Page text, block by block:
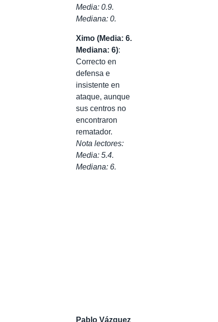
Media: 0.9.
Mediana: 0.
Ximo (Media: 6.
Mediana: 6):
Correcto en
defensa e
insistente en
ataque, aunque
sus centros no
encontraron
rematador.
Nota lectores:
Media: 5.4.
Mediana: 6.
Pablo Vázquez